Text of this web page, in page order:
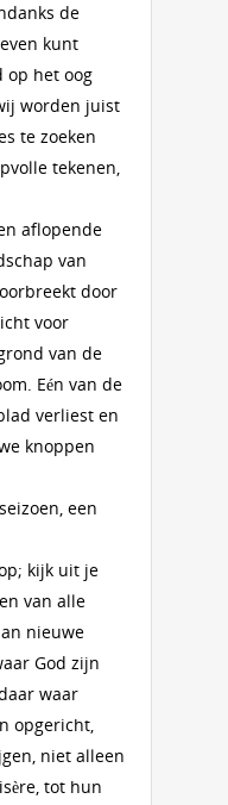
de
kunt
op het oog
worden juist
te zoeken
tekenen,
aflopende
van
door
voor
van de
Eén van de
verliest en
knoppen
een
kijk uit je
van alle
nieuwe
God zijn
waar
opgericht,
niet alleen
tot hun